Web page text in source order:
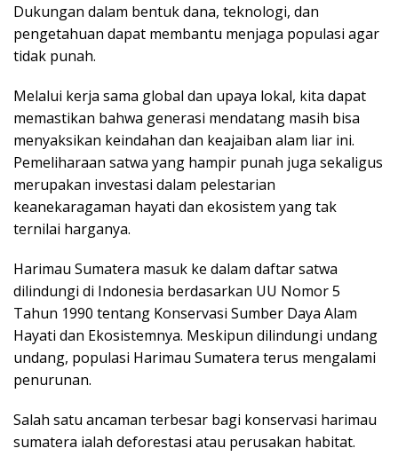
Dukungan dalam bentuk dana, teknologi, dan
pengetahuan dapat membantu menjaga populasi agar
tidak punah.
Melalui kerja sama global dan upaya lokal, kita dapat
memastikan bahwa generasi mendatang masih bisa
menyaksikan keindahan dan keajaiban alam liar ini.
Pemeliharaan satwa yang hampir punah juga sekaligus
merupakan investasi dalam pelestarian
keanekaragaman hayati dan ekosistem yang tak
ternilai harganya.
Harimau Sumatera masuk ke dalam daftar satwa
dilindungi di Indonesia berdasarkan UU Nomor 5
Tahun 1990 tentang Konservasi Sumber Daya Alam
Hayati dan Ekosistemnya. Meskipun dilindungi undang
undang, populasi Harimau Sumatera terus mengalami
penurunan.
Salah satu ancaman terbesar bagi konservasi harimau
sumatera ialah deforestasi atau perusakan habitat.